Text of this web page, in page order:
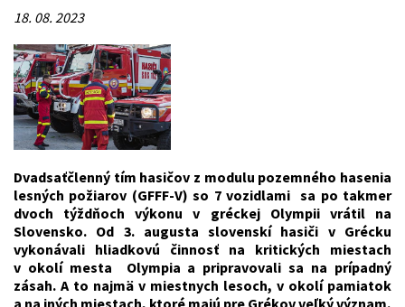
18. 08. 2023
Dvadsaťčlenný tím hasičov z modulu pozemného hasenia
lesných požiarov (GFFF-V) so 7 vozidlami sa po takmer
dvoch týždňoch výkonu v gréckej Olympii vrátil na
Slovensko. Od 3. augusta slovenskí hasiči v Grécku
vykonávali hliadkovú činnosť na kritických miestach
v okolí mesta Olympia a pripravovali sa na prípadný
zásah. A to najmä v miestnych lesoch, v okolí pamiatok